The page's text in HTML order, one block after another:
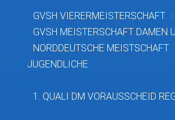
GVSH VIERERMEISTERSCHAFT
GVSH MEISTERSCHAFT DAMEN
NORDDEUTSCHE MEISTSCHAFT
JUGENDLICHE
1. QUALI DM VORAUSSCHEID